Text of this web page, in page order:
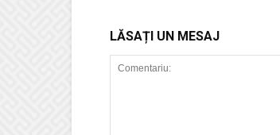
LĂSAȚI UN MESAJ